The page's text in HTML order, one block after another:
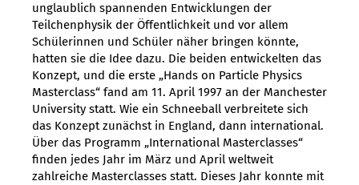
unglaublich spannenden Entwicklungen der
Teilchenphysik der Öffentlichkeit und vor allem
Schülerinnen und Schüler näher bringen könnte,
hatten sie die Idee dazu. Die beiden entwickelten das
Konzept, und die erste „Hands on Particle Physics
Masterclass“ fand am 11. April 1997 an der Manchester
University statt. Wie ein Schneeball verbreitete sich
das Konzept zunächst in England, dann international.
Über das Programm „International Masterclasses“
finden jedes Jahr im März und April weltweit
zahlreiche Masterclasses statt. Dieses Jahr konnte mit